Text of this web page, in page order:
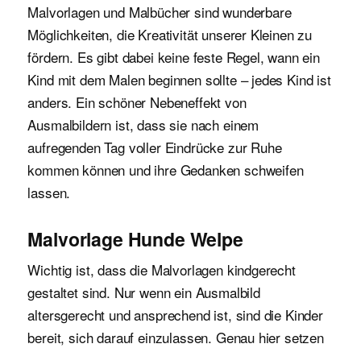
Malvorlagen und Malbücher sind wunderbare
Möglichkeiten, die Kreativität unserer Kleinen zu
fördern. Es gibt dabei keine feste Regel, wann ein
Kind mit dem Malen beginnen sollte – jedes Kind ist
anders. Ein schöner Nebeneffekt von
Ausmalbildern ist, dass sie nach einem
aufregenden Tag voller Eindrücke zur Ruhe
kommen können und ihre Gedanken schweifen
lassen.
Malvorlage Hunde Welpe
Wichtig ist, dass die Malvorlagen kindgerecht
gestaltet sind. Nur wenn ein Ausmalbild
altersgerecht und ansprechend ist, sind die Kinder
bereit, sich darauf einzulassen. Genau hier setzen